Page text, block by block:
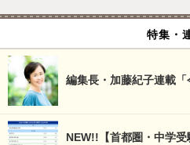
特集・
編集長・加藤紀子連載「
NEW!!【首都圏・中学